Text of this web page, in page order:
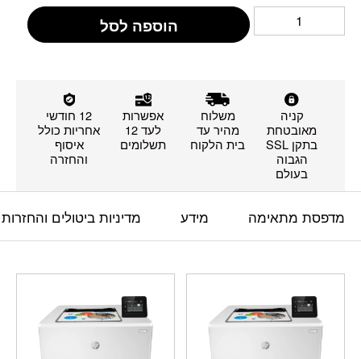
הוספה לסל
קניה
מאובטחת
בתקן SSL
הגבוה
בעולם
משלוח
מהיר עד
בית הלקוח
אפשרות
לעד 12
תשלומים
12 חודשי
אחריות כולל
איסוף
והחזרה
מדפסת מתאימה מידע מדיניות ביטולים והחזרות